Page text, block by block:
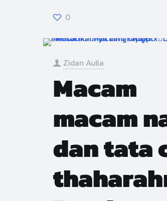
0
Zidan Aulia
Macam
macam
dan tata